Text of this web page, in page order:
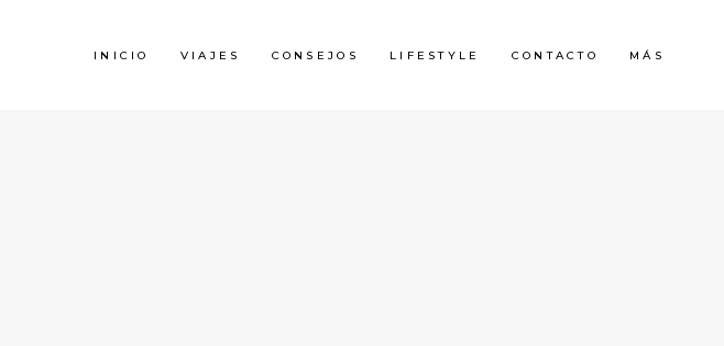
INICIO VIAJES CONSEJOS LIFESTYLE CONTACTO MÁS